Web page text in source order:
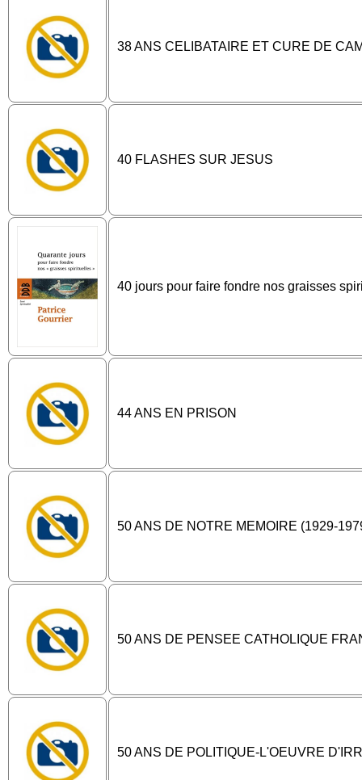
38 ANS CELIBATAIRE ET CURE DE
40 FLASHES SUR JESUS
40 jours pour faire fondre nos graisses
44 ANS EN PRISON
50 ANS DE NOTRE MEMOIRE (1929-
50 ANS DE PENSEE CATHOLIQUE
50 ANS DE POLITIQUE-L'OEUVRE